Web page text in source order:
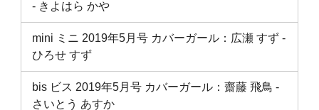
‐ きよはら かや
mini ミニ 2019年5月号 カバーガール：広瀬 すず ‐
ひろせ すず
bis ビス 2019年5月号 カバーガール：齋藤 飛鳥 ‐
さいとう あすか